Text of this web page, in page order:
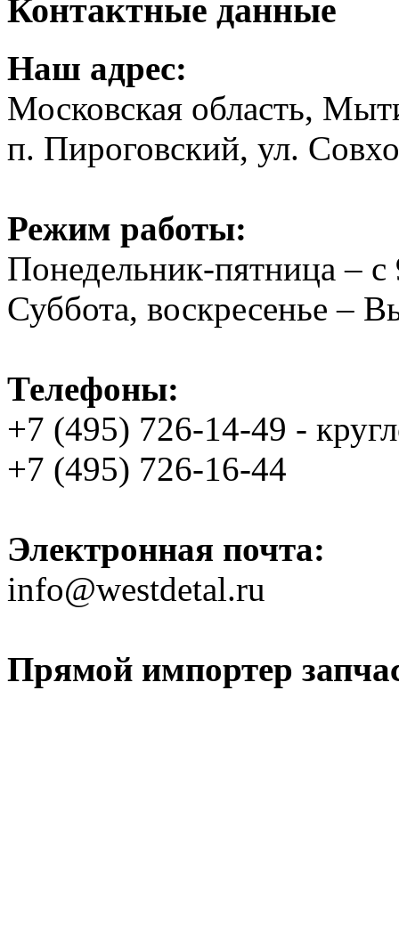
Контактные данные
Наш адрес:
Московская область,
п. Пироговский, ул.
Режим работы:
Понедельник-пятница –
Суббота, воскресенье –
Телефоны:
+7 (495) 726-14-49 -
+7 (495) 726-16-44
Электронная почта:
info@westdetal.ru
Прямой импортер